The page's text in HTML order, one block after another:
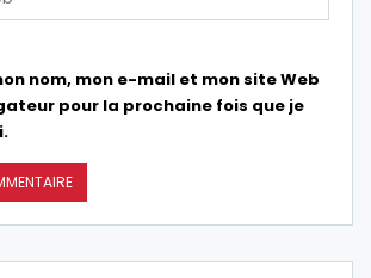
nom, mon e-mail et mon site Web
pour la prochaine fois que je